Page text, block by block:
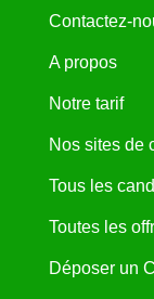
Contactez-
A propos
Notre tarif
Nos sites de
Tous les
Toutes les
Déposer un